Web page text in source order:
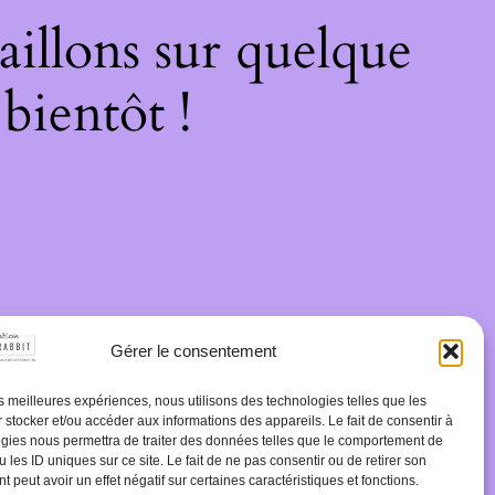
Gérer le consentement
meilleures expériences, nous utilisons des technologies telles que les
stocker et/ou accéder aux informations des appareils. Le fait de consentir à
nous permettra de traiter des données telles que le comportement de
les ID uniques sur ce site. Le fait de ne pas consentir ou de retirer son
peut avoir un effet négatif sur certaines caractéristiques et fonctions.
sur quelque
!